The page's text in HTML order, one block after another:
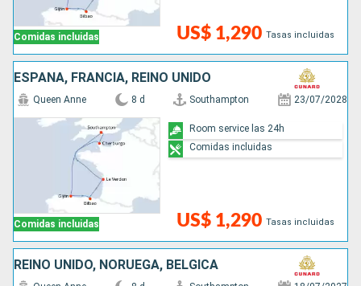
Comidas incluidas US$ 1,290 Tasas incluidas
ESPAÑA, FRANCIA, REINO UNIDO
Comidas incluidas
Queen Anne 8 d Southampton 23/07/2028
US$ 1,290 Tasas incluidas
Room service las 24h
Comidas incluidas
REINO UNIDO, NORUEGA, BÉLGICA